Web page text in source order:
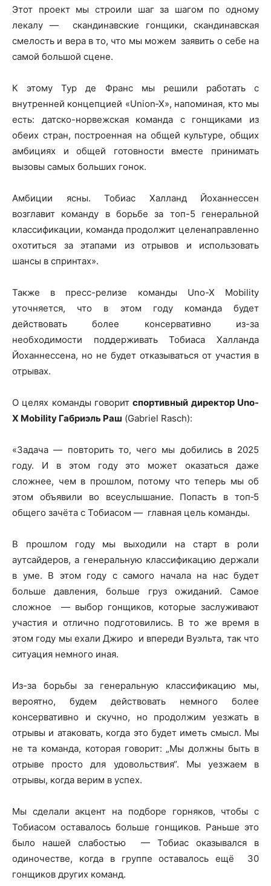
Этот проект мы строили шаг за шагом по одному
лекалу — скандинавские гонщики, скандинавская
смелость и вера в то, что мы можем заявить о себе на
самой большой сцене.
К этому Тур де Франс мы решили работать с
внутренней концепцией «Union‑X», напоминая, кто мы
есть: датско-норвежская команда с гонщиками из
обеих стран, построенная на общей культуре, общих
амбициях и общей готовности вместе принимать
вызовы самых больших гонок.
Амбиции ясны. Тобиас Халланд Йоханнессен
возглавит команду в борьбе за топ-5 генеральной
классификации, команда продолжит целенаправленно
охотиться за этапами из отрывов и использовать
шансы в спринтах».
Также в пресс-релизе команды Uno-X Mobility
уточняется, что в этом году команда будет
действовать более консервативно из-за
необходимости поддерживать Тобиаса Халланда
Йоханнессена, но не будет отказываться от участия в
отрывах.
О целях команды говоритспортивный директор Uno-
X Mobility Габриэль Раш (Gabriel Rasch):
«Задача — повторить то, чего мы добились в 2025
году. И в этом году это может оказаться даже
сложнее, чем в прошлом, потому что теперь мы об
этом объявили во всеуслышание. Попасть в топ‑5
общего зачёта с Тобиасом — главная цель команды.
В прошлом году мы выходили на старт в роли
аутсайдеров, а генеральную классификацию держали
в уме. В этом году с самого начала на нас будет
больше давления, больше груз ожиданий. Самое
сложное — выбор гонщиков, которые заслуживают
участия и отлично подготовились. В то же время в
этом году мы ехали Джиро и впереди Вуэльта, так что
ситуация немного иная.
Из-за борьбы за генеральную классификацию мы,
вероятно, будем действовать немного более
консервативно и скучно, но продолжим уезжать в
отрывы и атаковать, когда это будет иметь смысл. Мы
не та команда, которая говорит: „Мы должны быть в
отрыве просто для удовольствия“. Мы уезжаем в
отрывы, когда верим в успех.
Мы сделали акцент на подборе горняков, чтобы с
Тобиасом оставалось больше гонщиков. Раньше это
было нашей слабостью — Тобиас оказывался в
одиночестве, когда в группе оставалось ещё 30
гонщиков других команд.